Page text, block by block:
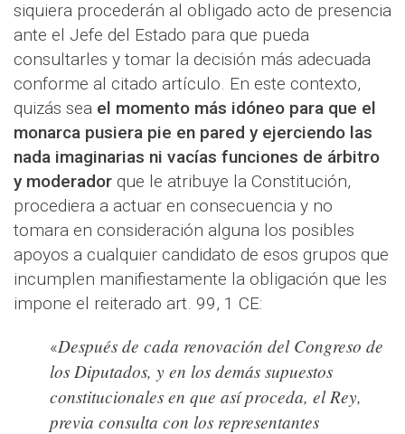
siquiera procederán al obligado acto de presencia
ante el Jefe del Estado para que pueda
consultarles y tomar la decisión más adecuada
conforme al citado artículo. En este contexto,
quizás sea el momento más idóneo para que el
monarca pusiera pie en pared y ejerciendo las
nada imaginarias ni vacías funciones de árbitro
y moderador que le atribuye la Constitución,
procediera a actuar en consecuencia y no
tomara en consideración alguna los posibles
apoyos a cualquier candidato de esos grupos que
incumplen manifiestamente la obligación que les
impone el reiterado art. 99, 1 CE:
«Después de cada renovación del Congreso de
los Diputados, y en los demás supuestos
constitucionales en que así proceda, el Rey,
previa consulta con los representantes